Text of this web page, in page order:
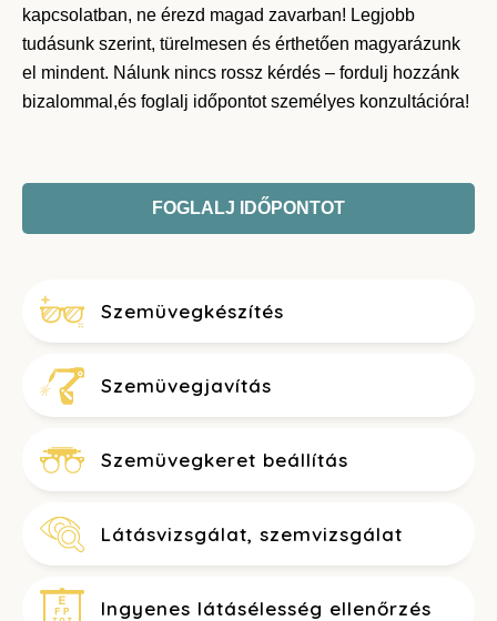
Szemüvegkészítés
Szemüvegjavítás
Szemüvegkeret beállítás
Látásvizsgálat, szemvizsgálat
Ingyenes látásélesség ellenőrzés
kapcsolatban, ne érezd magad zavarban! Legjobb
tudásunk szerint, türelmesen és érthetően magyarázunk
el mindent. Nálunk nincs rossz kérdés – fordulj hozzánk
bizalommal,és foglalj időpontot személyes konzultációra!
FOGLALJ IDŐPONTOT